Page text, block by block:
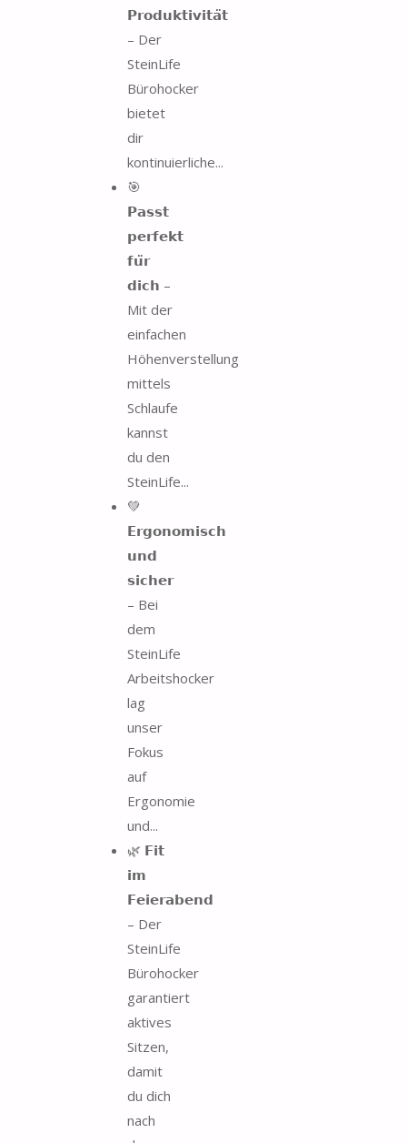
𝗣𝗿𝗼𝗱𝘂𝗸𝘁𝗶𝘃𝗶𝘁𝗮̈𝘁
– Der
SteinLife
Bürohocker
bietet
dir
kontinuierliche...
🎯
𝗣𝗮𝘀𝘀𝘁
𝗽𝗲𝗿𝗳𝗲𝗸𝘁
𝗳𝘂̈𝗿
𝗱𝗶𝗰𝗵 –
Mit der
einfachen
Höhenverstellung
mittels
Schlaufe
kannst
du den
SteinLife...
💚
𝗘𝗿𝗴𝗼𝗻𝗼𝗺𝗶𝘀𝗰𝗵
𝘂𝗻𝗱
𝘀𝗶𝗰𝗵𝗲𝗿
– Bei
dem
SteinLife
Arbeitshocker
lag
unser
Fokus
auf
Ergonomie
und...
🌿 𝗙𝗶𝘁
𝗶𝗺
𝗙𝗲𝗶𝗲𝗿𝗮𝗯𝗲𝗻𝗱
– Der
SteinLife
Bürohocker
garantiert
aktives
Sitzen,
damit
du dich
nach